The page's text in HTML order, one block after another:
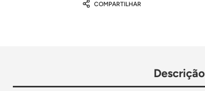
COMPARTILHAR
Descrição